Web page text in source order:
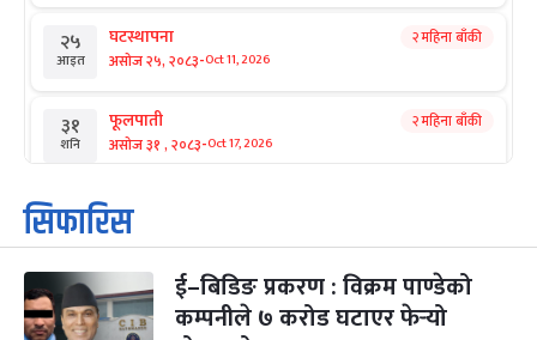
२५
आइत
घटस्थापना
असोज २५, २०८३-Oct 11, 2026
२ महिना बाँकी
३१
शनि
फूलपाती
असोज ३१ , २०८३-Oct 17, 2026
२ महिना बाँकी
१
आइत
कार्तिक सङ्क्रान्ति
कार्तिक १, २०८३
३
मंगल
महानवमी
कार्तिक ३, २०८३-Oct 20, 2026
२ महिना बाँकी
सिफारिस
ई–बिडिङ प्रकरण : विक्रम पाण्डेको
कम्पनीले ७ करोड घटाएर फेर्‍यो